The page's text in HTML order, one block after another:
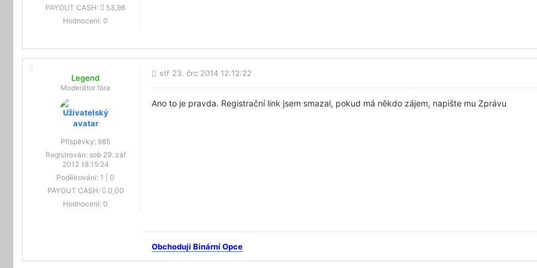
PAYOUT CASH:
53,98
Hodnocení: 0
Legend
Moderátor fóra
Příspěvky: 985
Registrován: sob 29. zář
2012 18:15:24
Poděkování: 1
0
PAYOUT CASH:
0,00
Hodnocení: 0
stř 23. črc 2014 12:12:22
Ano to je pravda. Registrační link jsem smazal, pokud má někdo zájem, napište mu Zprávu
Obchoduji Binární Opce